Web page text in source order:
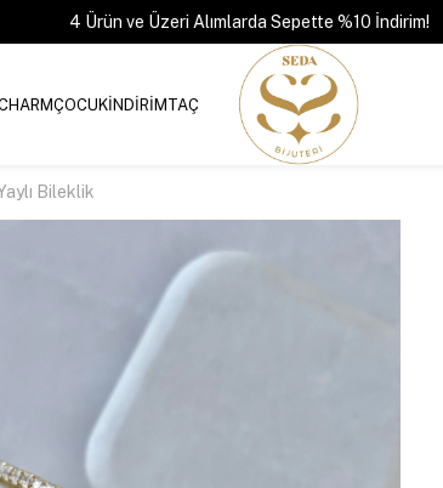
4 Ürün ve Üzeri Alımlarda Sepette %10 İndirim!
ÇOCUKİNDİRİMTAÇ
Bileklik